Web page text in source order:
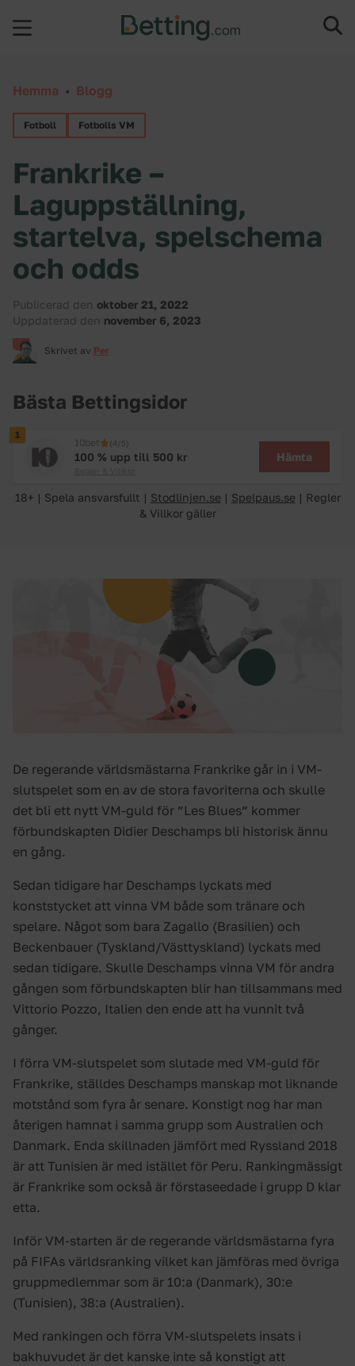
Hemma • Blogg
Fotboll Fotbolls VM
Frankrike –
Laguppställning,
startelva, spelschema
och odds
Publicerad den oktober 21, 2022
Uppdaterad den november 6, 2023
Skrivet av Per
Bästa Bettingsidor
1
10bet (4/5)
100 % upp till 500 kr Hämta
18+ | Spela ansvarsfullt | Stodlinjen.se | Spelpaus.se | Regler
& Villkor gäller
De regerande världsmästarna Frankrike går in i VM-
slutspelet som en av de stora favoriterna och skulle
det bli ett nytt VM-guld för ”Les Blues” kommer
förbundskapten Didier Deschamps bli historisk ännu
en gång.
Sedan tidigare har Deschamps lyckats med
konststycket att vinna VM både som tränare och
spelare. Något som bara Zagallo (Brasilien) och
Beckenbauer (Tyskland/Västtyskland) lyckats med
sedan tidigare. Skulle Deschamps vinna VM för andra
gången som förbundskapten blir han tillsammans med
Vittorio Pozzo, Italien den ende att ha vunnit två
gånger.
I förra VM-slutspelet som slutade med VM-guld för
Frankrike, ställdes Deschamps manskap mot liknande
motstånd som fyra år senare. Konstigt nog har man
återigen hamnat i samma grupp som Australien och
Danmark. Enda skillnaden jämfört med Ryssland 2018
är att Tunisien är med istället för Peru. Rankingmässigt
är Frankrike som också är förstaseedade i grupp D klar
etta.
Inför VM-starten är de regerande världsmästarna fyra
på FIFAs världsranking vilket kan jämföras med övriga
gruppmedlemmar som är 10:a (Danmark), 30:e
(Tunisien), 38:a (Australien).
Med rankingen och förra VM-slutspelets insats i
bakhuvudet är det kanske inte så konstigt att